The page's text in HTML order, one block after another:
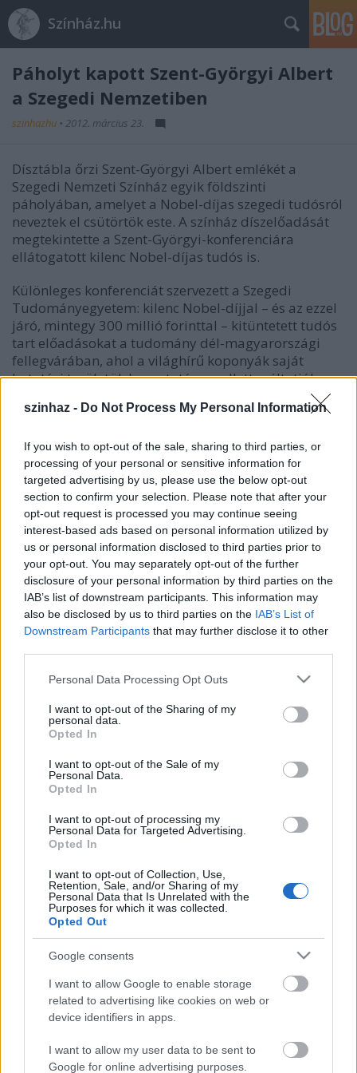
szinhaz - Do Not Process My Personal Information
If you wish to opt-out of the sale, sharing to third parties, or
processing of your personal or sensitive information for
targeted advertising by us, please use the below opt-out
section to confirm your selection. Please note that after your
opt-out request is processed you may continue seeing
interest-based ads based on personal information utilized by
us or personal information disclosed to third parties prior to
your opt-out. You may separately opt-out of the further
disclosure of your personal information by third parties on the
IAB’s list of downstream participants. This information may
also be disclosed by us to third parties on the IAB’s List of
Downstream Participants that may further disclose it to other
Please note that this website/app uses one or more Google
not limited to your visit or usage behaviour. You may click to
grant or deny consent to Google and its third-party tags to
use your data for below specified purposes in below Google
consent section.
Personal Data Processing Opt Outs
I want to opt-out of the Sharing of my
personal data.
Opted In
I want to opt-out of the Sale of my
Personal Data.
Opted In
I want to opt-out of processing my
Personal Data for Targeted Advertising.
Opted In
I want to opt-out of Collection, Use,
Retention, Sale, and/or Sharing of my
Personal Data that Is Unrelated with the
Purposes for which it was collected.
Opted Out
Google consents
I want to allow Google to enable storage
related to advertising like cookies on web or
device identifiers in apps.
I want to allow my user data to be sent to
Google for online advertising purposes.
Színház.hu
Páholyt kapott Szent-Györgyi Albert
a Szegedi Nemzetiben
szinhazhu • 2012. március 23.
Dísztábla őrzi Szent-Györgyi Albert emlékét a
Szegedi Nemzeti Színház egyik földszinti
páholyában, amelyet a Nobel-díjas szegedi tudósról
neveztek el csütörtök este. A színház díszelőadását
megtekintette a Szent-Györgyi-konferenciára
ellátogatott kilenc Nobel-díjas tudós is.
Különleges konferenciát szervezett a Szegedi
Tudományegyetem: kilenc Nobel-díjjal – és az ezzel
járó, mintegy 300 millió forinttal – kitüntetett tudós
tart előadásokat a tudomány dél-magyarországi
fellegvárában, ahol a világhírű koponyák saját
kutatási területük bemutatása mellett méltatják
meg, előtte “családi fotó” is készült a kilenc Nobel-
díjasról (Ada E. Yonath, 72, Bert Sakmann 69, Tim
Hunt 69, Robert Huber 75, John E. Walker 72, Eric
Wieschaus 64, Aaron Ciechanover 64, Andrew V.
konferencia szervezőivel és támogatóival. A színházi
produkciót egyébként számos protokoll-vendég,
és más közéleti személyiségek is megtekintették.
Ajánlott bejegyzések: